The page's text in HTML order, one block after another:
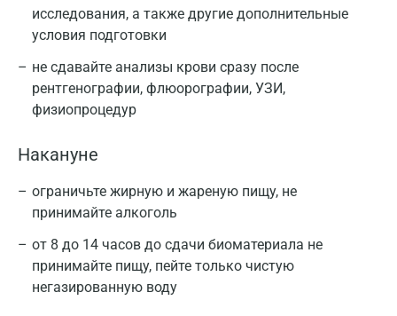
исследования, а также другие дополнительные
условия подготовки
не сдавайте анализы крови сразу после
рентгенографии, флюорографии, УЗИ,
физиопроцедур
Накануне
ограничьте жирную и жареную пищу, не
принимайте алкоголь
от 8 до 14 часов до сдачи биоматериала не
принимайте пищу, пейте только чистую
негазированную воду
возникновения ретинопатии снижается на 75%,
нефропатии – на 35–36%, на 60% уменьшается
риск полинейропатий.
Ниже представлены терапевтические цели при
лечении сахарного диабета по данным Целевой
исследования
значения
натощак
4,0 – 5,0
(70 – 90)
Москва
Санкт-Петербург